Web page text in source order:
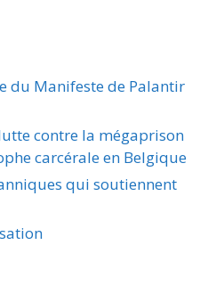
du Manifeste de Palantir
contre la mégaprison
carcérale en Belgique
qui soutiennent